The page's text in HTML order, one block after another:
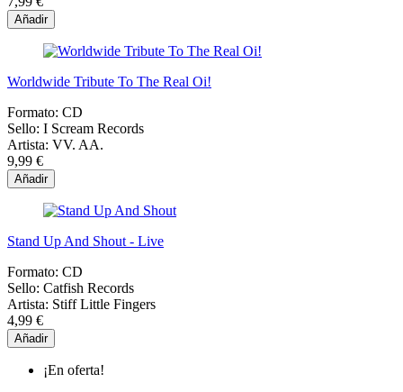
Añadir
Worldwide Tribute To The Real Oi!
Formato: CD
Sello: I Scream Records
Artista: VV. AA.
9,99 €
Añadir
Stand Up And Shout - Live
Formato: CD
Sello: Catfish Records
Artista: Stiff Little Fingers
4,99 €
Añadir
¡En oferta!